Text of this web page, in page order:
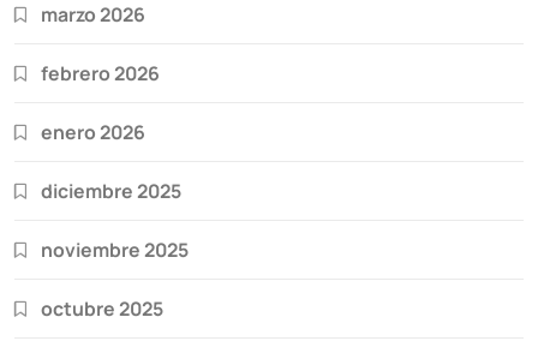
marzo 2026
febrero 2026
enero 2026
diciembre 2025
noviembre 2025
octubre 2025